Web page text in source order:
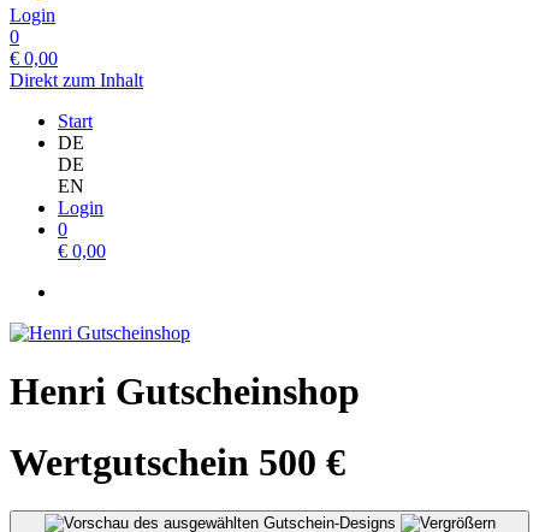
Login
0
€ 0,00
Direkt zum Inhalt
Start
DE
DE
EN
Login
0
€ 0,00
Henri Gutscheinshop
Wertgutschein 500 €